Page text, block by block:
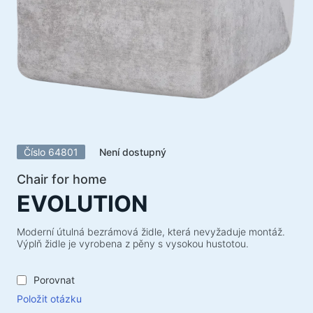
Akustické systémy
Akustické systémy 5.1
Soundbary
Akustické systémy 2.1
Rádiové přijímače
Gramofony
Akustické systémy 1.0
Herní série
Herní volanty
Herní židle
Herní komba
Herní reproduktory
Číslo 64801 Není dostupný
Chair for home
EVOLUTION
Moderní útulná bezrámová židle, která nevyžaduje montáž.
Výplň židle je vyrobena z pěny s vysokou hustotou.
Porovnat
Položit otázku